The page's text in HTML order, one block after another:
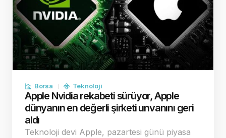
Borsa Teknoloji
Apple Nvidia rekabeti sürüyor, Apple
dünyanın en değerli şirketi unvanını geri
aldı
Teknoloji devi Apple, pazartesi günü piyasa